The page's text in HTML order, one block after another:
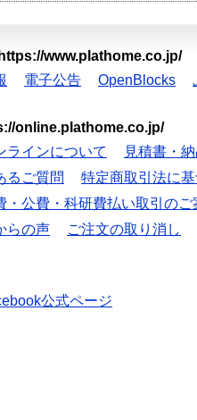
https://www.plathome.co.jp/
電子公告 OpenBlocks
online.plathome.co.jp/
ラインについて
見積書・
るご質問
特定商取引法に
・公費・科研費払い取引のご
らの声 ご注文の取り消し
公式ページ